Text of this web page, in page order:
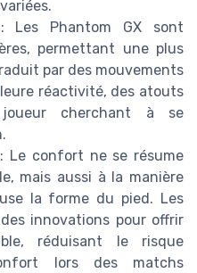
Les Phantom GX sont
permettant une plus
par des mouvements
réactivité, des atouts
cherchant à se
: Le confort ne se résume
mais aussi à la manière
la forme du pied. Les
innovations pour offrir
réduisant le risque
lors des matchs